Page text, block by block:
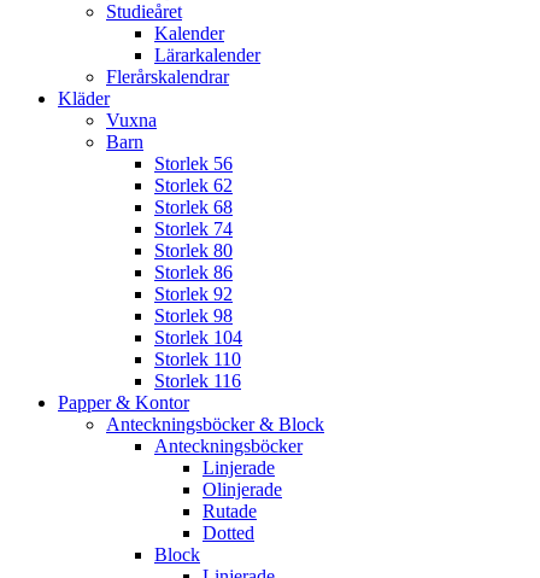
Studieåret
Kalender
Lärarkalender
Flerårskalendrar
Kläder
Vuxna
Barn
Storlek 56
Storlek 62
Storlek 68
Storlek 74
Storlek 80
Storlek 86
Storlek 92
Storlek 98
Storlek 104
Storlek 110
Storlek 116
Papper & Kontor
Anteckningsböcker & Block
Anteckningsböcker
Linjerade
Olinjerade
Rutade
Dotted
Block